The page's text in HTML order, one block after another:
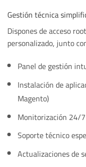
Gestión técnica
Dispones de acceso
personalizado, junto
Panel de gestión
Instalación de
Magento)
Monitorización 24/
Soporte técnico
Actualizaciones de